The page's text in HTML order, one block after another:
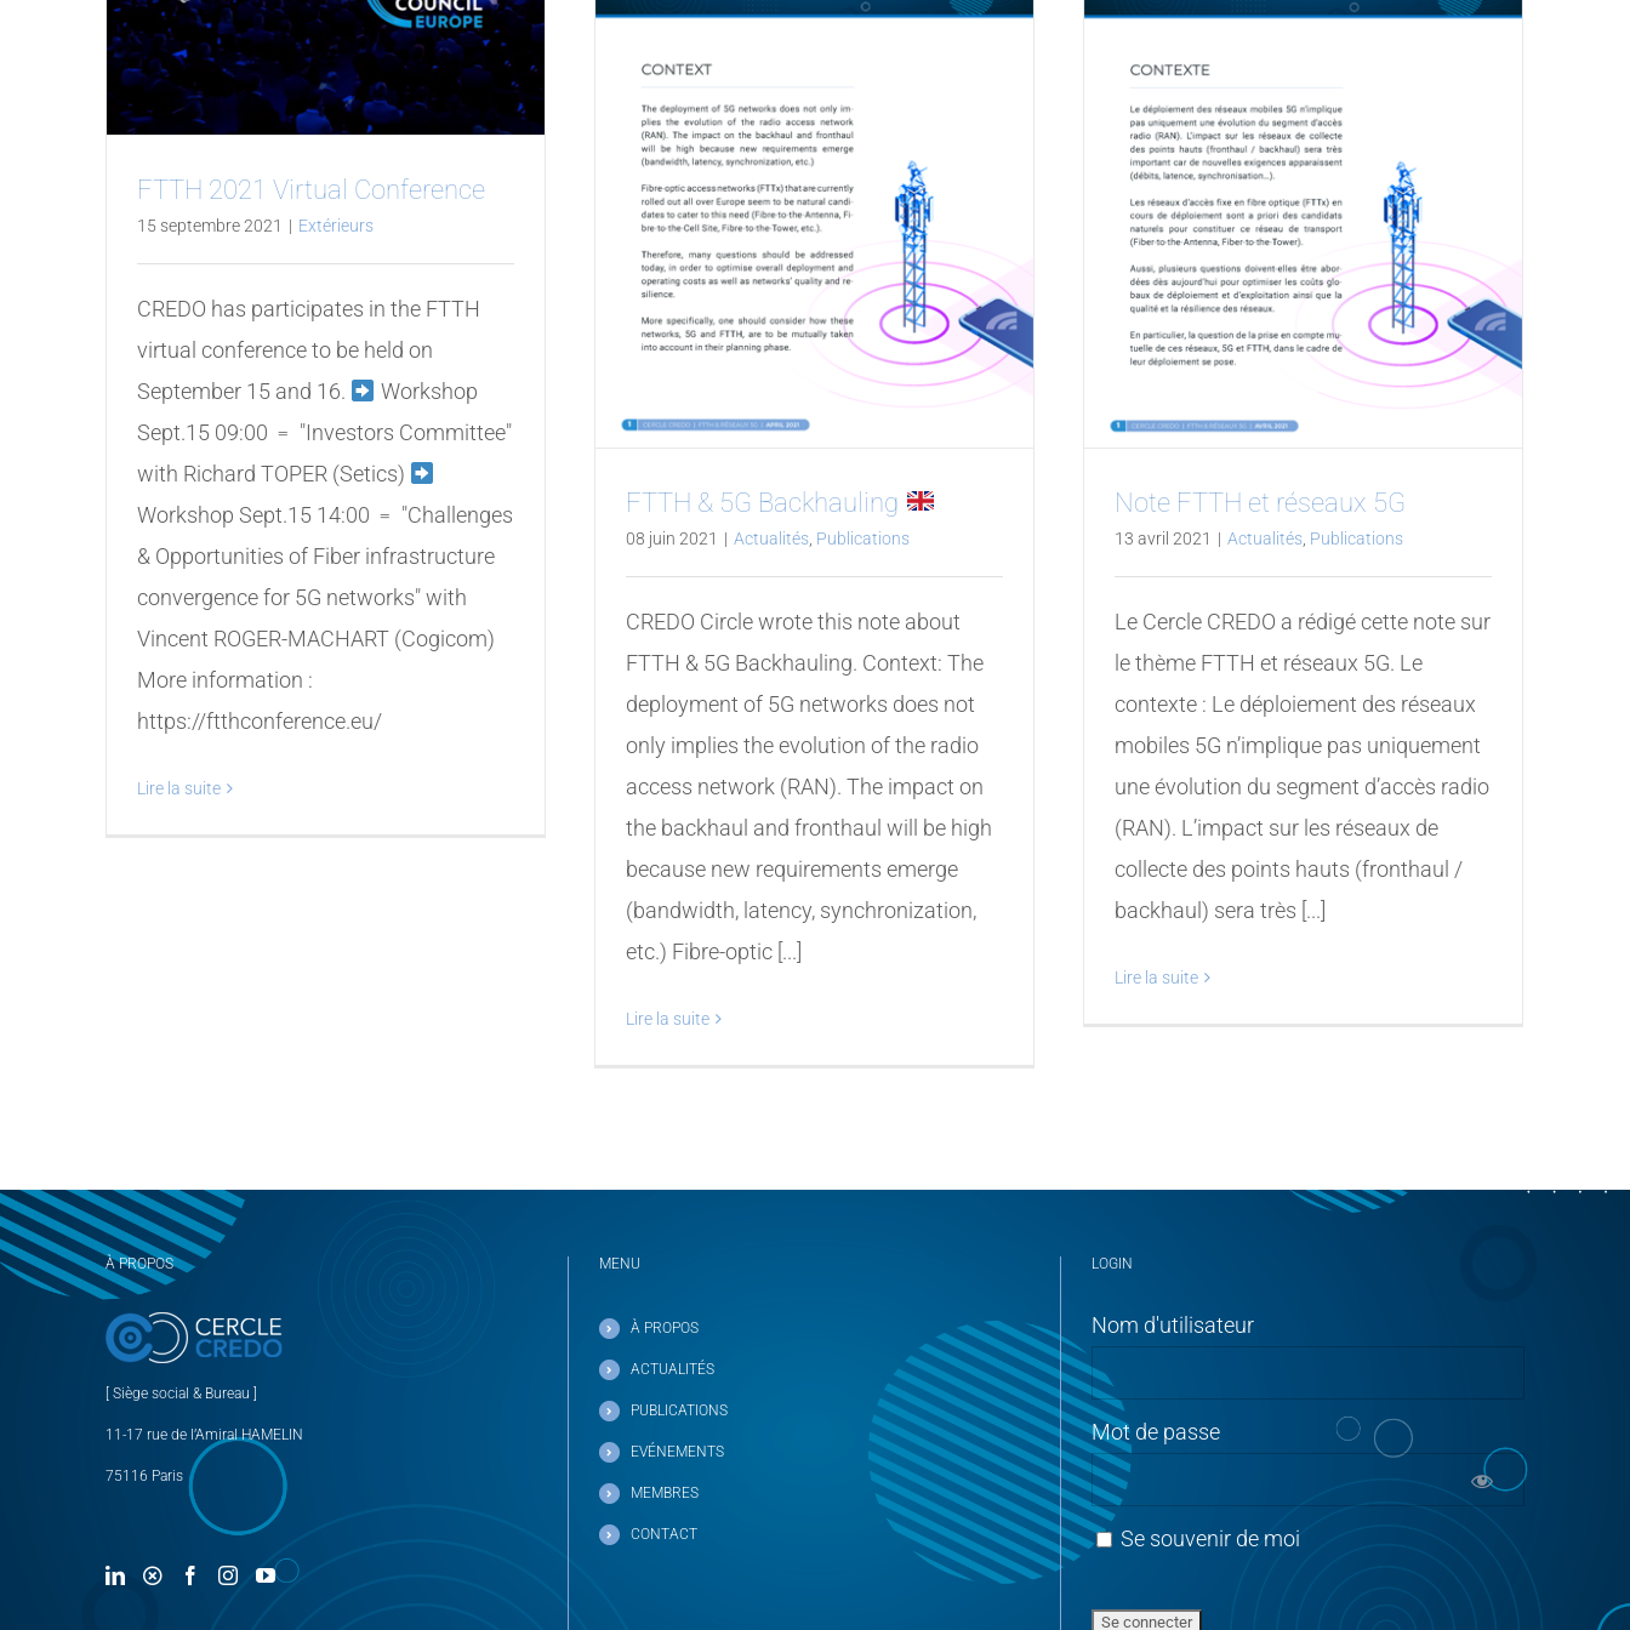
FTTH 2021 Virtual Conference
15 septembre 2021 | Extérieurs
CREDO has participates in the FTTH
virtual conference to be held on
September 15 and 16.
Workshop
Sept.15 09:00 ﹦ "Investors Committee"
with Richard TOPER (Setics)
Workshop Sept.15 14:00 ﹦ "Challenges
& Opportunities of Fiber infrastructure
convergence for 5G networks" with
Vincent ROGER-MACHART (Cogicom)
More information :
https://ftthconference.eu/
Lire la suite
FTTH & 5G Backhauling
08 juin 2021 | Actualités Publications
CREDO Circle wrote this note about
FTTH & 5G Backhauling. Context: The
deployment of 5G networks does not
only implies the evolution of the radio
access network (RAN). The impact on
the backhaul and fronthaul will be high
because new requirements emerge
(bandwidth, latency, synchronization,
etc.) Fibre-optic [...]
Lire la suite
Note FTTH et réseaux 5G
13 avril 2021 | Actualités Publications
Le Cercle CREDO a rédigé cette note sur
le thème FTTH et réseaux 5G. Le
contexte : Le déploiement des réseaux
mobiles 5G n’implique pas uniquement
une évolution du segment d’accès radio
(RAN). L’impact sur les réseaux de
collecte des points hauts (fronthaul /
backhaul) sera très [...]
Lire la suite
À PROPOS
[ Siège social & Bureau ]
11-17 rue de l’Amiral HAMELIN
75116 Paris
MENU
À PROPOS
ACTUALITÉS
PUBLICATIONS
EVÉNEMENTS
MEMBRES
CONTACT
LOGIN
Nom d'utilisateur
Mot de passe
Se souvenir de moi